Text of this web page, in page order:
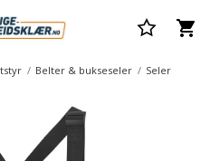
Belter & bukseseler Seler